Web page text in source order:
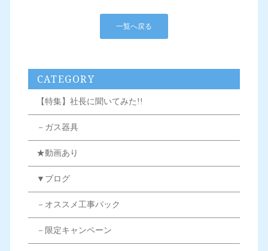
一覧へ戻る
CATEGORY
【特集】社長に聞いてみた!!
－ガス器具
★動画あり
▼ブログ
－オススメ工事パック
－限定キャンペーン